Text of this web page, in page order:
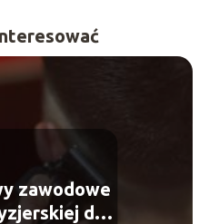
zawodowe
dla